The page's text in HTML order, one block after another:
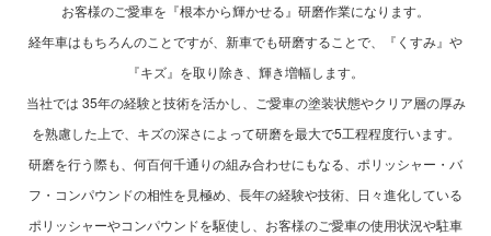
お客様のご愛車を『根本から輝かせる』研磨作業になります。
経年車はもちろんのことですが、新車でも研磨することで、『くすみ』や
『キズ』を取り除き、輝き増幅します。
当社では 35年の経験と技術を活かし、ご愛車の塗装状態やクリア層の厚み
を熟慮した上で、キズの深さによって研磨を最大で5工程程度行います。
研磨を行う際も、何百何千通りの組み合わせにもなる、ポリッシャー・バ
フ・コンパウンドの相性を見極め、長年の経験や技術、日々進化している
ポリッシャーやコンパウンドを駆使し、お客様のご愛車の使用状況や駐車